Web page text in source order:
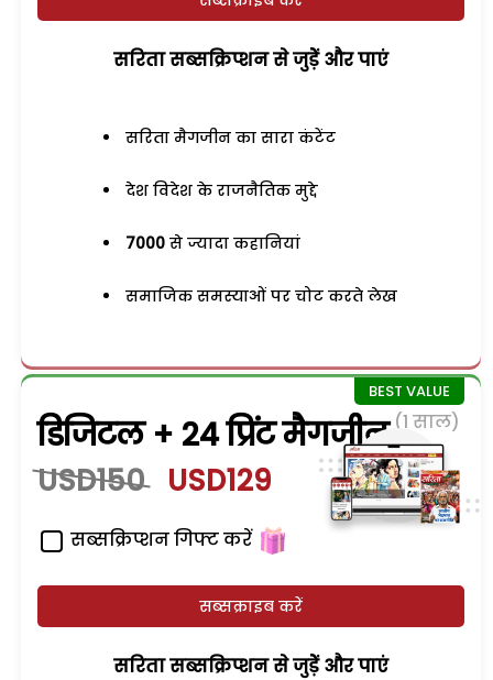
सरिता सब्सक्रिप्शन से जुड़ेें और पाएं
सरिता मैगजीन का सारा कंटेंट
देश विदेश के राजनैतिक मुद्दे
7000 से ज्यादा कहानियां
समाजिक समस्याओं पर चोट करते लेख
डिजिटल + 24 प्रिंट मैगजीन (1 साल)
USD150 USD129
सब्सक्रिप्शन गिफ्ट करें
सब्सक्राइब करें
सरिता सब्सक्रिप्शन से जुड़ेें और पाएं